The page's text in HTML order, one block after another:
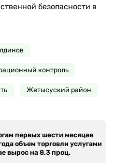
безопасности в
контроль
Жетысуский район
первых шести месяцев
объем торговли услугами
вырос на 8,3 проц.